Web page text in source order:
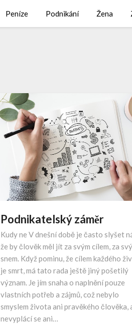
Peníze Podnikání Žena
Podnikatelský záměr
Kudy ne V dnešní době je často slyšet
že by člověk měl jít za svým cílem, za
snem. Když pominu, že cílem každého
je smrt, má tato rada ještě jiný pošetilý
význam. Je jím snaha o naplnění pouze
vlastních potřeb a zájmů, což nebylo
smyslem života ani pravěkého člověka,
nevyplácí se ani…